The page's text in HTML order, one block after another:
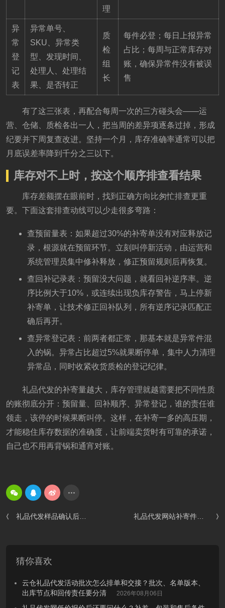
理
异
常
登
记
表
异常单号、
SKU、异常类
型、发现时间、
处理人、处理结
果、是否转正
质
检
组
长
每件必登；每日上报异常
占比；每周与正常库存对
账，确保异常件没有被误
售
有了这三张表，再配合每周一次的三方碰头会——运
营、仓储、质检各出一人，把当周的差异项逐条过掉，形成
纪要并下周复查改进。坚持一个月，库存准确率通常可以把
月底误差率降到千分之三以下。
库存对不上时，按这个顺序排查看结果
库存差额摆在眼前时，找到正确方向比匆忙排查更重
要。下面这套排查动线可以少走很多弯路：
查预留量表：如果超过30%的补寄单没有对应释放记
录，根源就在预留环节。立刻叫停新活动，由运营和
系统管理员集中修补释放，修正预留规则后再恢复。
查回补记录表：预留没大问题，就看回补逆序率。逆
序比例大于10%，或连续出现负库存警告，马上停新
补寄单，让技术修正回补队列，所有逆序记录匹配正
确后再开。
查异常登记表：前两者都正常，那基本就是异常件混
入的锅。异常占比超过5%就果断停单，集中人力清理
异常品，同时收紧收货质检的登记纪律。
礼品代发的补寄量越大，库存管理就越需要把不同性质
的账彻底分开：预留量、回补顺序、异常登记，谁的责任谁
领走，该停的时候果断叫停。这样，在补寄一多的高压期，
才能稳住库存数据的准确度，让前端卖货时有可靠的承诺，
自己也不用再背锅和通宵对账。
礼品代发样品确认后能直接放量吗？三项关键信息未同步别急上马批量生产 礼品代发网站补寄件进仓后还能换礼品吗？批次锁定、替代范围和客服承诺要一起核
猜你喜欢
云仓礼品代发活动批次怎么排单和交接？批次、名单版本、
出库节点和回传责任要分清
2026年08月06日